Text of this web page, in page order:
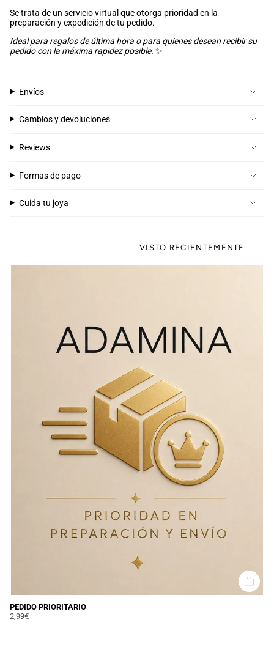
Se trata de un servicio virtual que otorga prioridad en la
preparación y expedición de tu pedido.
Ideal para regalos de última hora o para quienes desean recibir su
pedido con la máxima rapidez posible. ✨
Envíos
Cambios y devoluciones
Reviews
Formas de pago
Cuida tu joya
VISTO RECIENTEMENTE
PEDIDO PRIORITARIO
2,99€